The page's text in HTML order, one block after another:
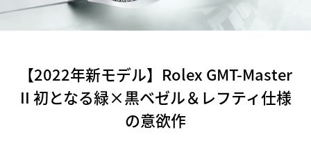
【2022年新モデル】Rolex GMT-Master
II 初となる緑×黒ベゼル＆レフティ仕様
の意欲作